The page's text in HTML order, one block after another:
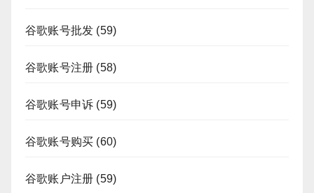
谷歌账号批发 (59)
谷歌账号注册 (58)
谷歌账号申诉 (59)
谷歌账号购买 (60)
谷歌账户注册 (59)